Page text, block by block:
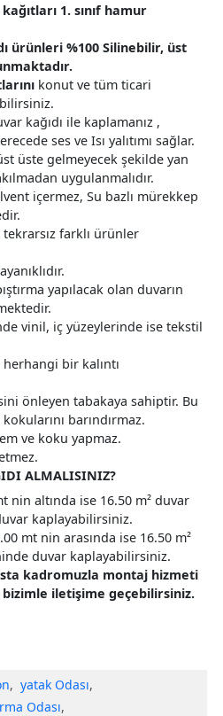
1. sınıf hamur
ürünleri %100 Silinebilir, üst
konut ve tüm ticari
kağıdı ile kaplamanız ,
ses ve Isı yalıtımı sağlar.
üste gelmeyecek şekilde yan
uygulanmalıdır.
içermez, Su bazlı mürekkep
farklı ürünler
yapılacak olan duvarın
vinil, iç yüzeylerinde ise tekstil
bir kalıntı
önleyen tabakaya sahiptir. Bu
barındırmaz.
ve koku yapmaz.
ALMALISINIZ?
nin altında ise 16.50 m² duvar
kaplayabilirsiniz.
mt nin arasında ise 16.50 m²
duvar kaplayabilirsiniz.
kadromuzla montaj hizmeti
iletişime geçebilirsiniz.
, yatak Odası,
Odası,